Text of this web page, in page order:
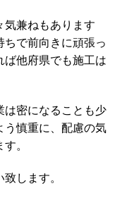
気兼ねもあります
で前向きに頑張っ
他府県でも施工は
は密になることも少
う慎重に、配慮の気
。
します。